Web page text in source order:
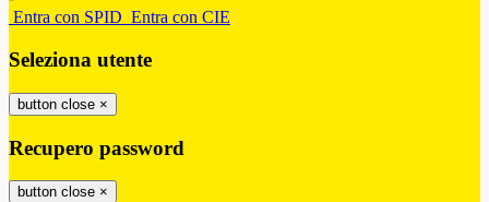
Entra con SPID Entra con CIE
Seleziona utente
button close ×
Recupero password
button close ×